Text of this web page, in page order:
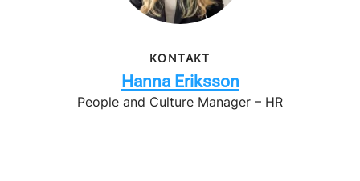
KONTAKT
Hanna Eriksson
People and Culture Manager – HR